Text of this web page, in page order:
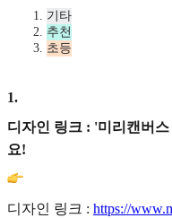
기타
추천
초등
1.
디자인 링크 : '미리캔버
요!
디자인 링크 : https://